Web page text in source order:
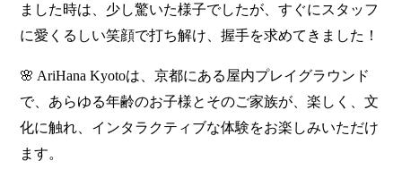
ました時は、少し驚いた様子でしたが、すぐにスタッフ
に愛くるしい笑顔で打ち解け、握手を求めてきました！
🌸 AriHana Kyotoは、京都にある屋内プレイグラウンド
で、あらゆる年齢のお子様とそのご家族が、楽しく、文
化に触れ、インタラクティブな体験をお楽しみいただけ
ます。